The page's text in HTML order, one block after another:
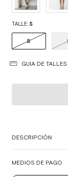
TALLE: S
S
GUIA DE TALLES
DESCRIPCIÓN
MEDIOS DE PAGO